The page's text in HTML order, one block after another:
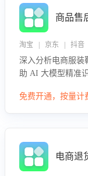
商品售
淘宝 | 京东 | 抖音
深入分析电商服装
助 AI 大模型精准
商家优化产品或服
免费开通，按量计
电商退